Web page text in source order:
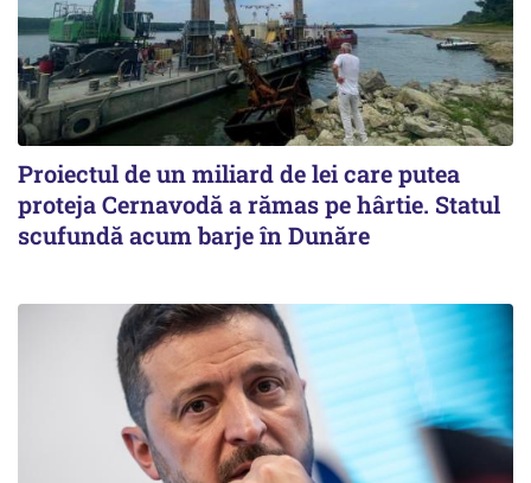
Proiectul de un miliard de lei care putea
proteja Cernavodă a rămas pe hârtie. Statul
scufundă acum barje în Dunăre